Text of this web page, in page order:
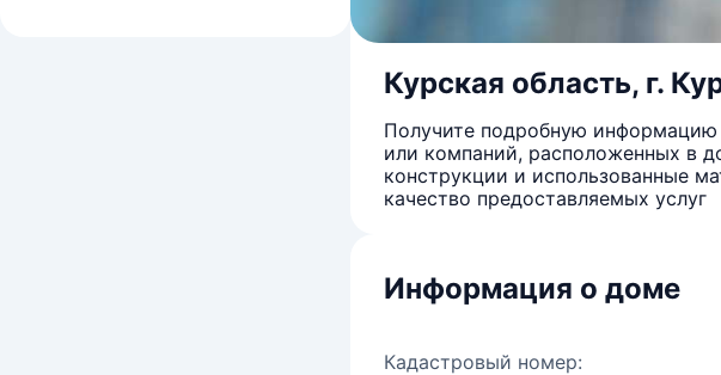
Курская область, г.
Получите подробную информацию
или компаний, расположенных в
конструкции и использованные
качество предоставляемых услуг
Информация о доме
Кадастровый номер: